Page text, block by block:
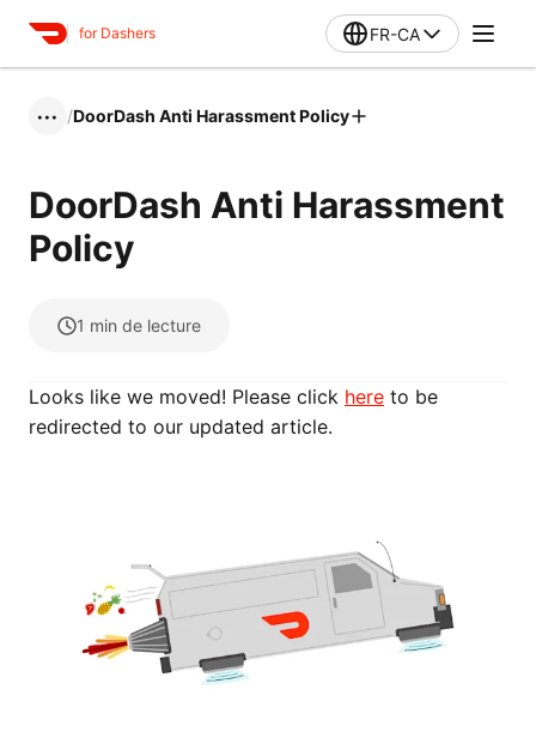
for Dashers FR-CA
••• /DoorDash Anti Harassment Policy
DoorDash Anti Harassment
Policy
1 min de lecture
Looks like we moved! Please click here to be
redirected to our updated article.